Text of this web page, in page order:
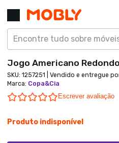
Jogo Americano
SKU: 1257251 | Vendido e entregue
Marca: Copa&Cia
0.0 star rating
Escrever avaliação
Produto indisponível